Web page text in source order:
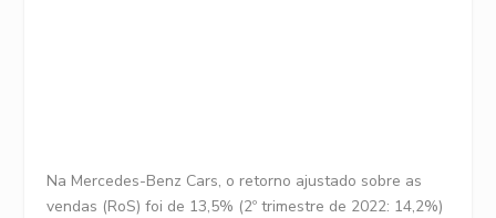
Na Mercedes-Benz Cars, o retorno ajustado sobre as
vendas (RoS) foi de 13,5% (2º trimestre de 2022: 14,2%)